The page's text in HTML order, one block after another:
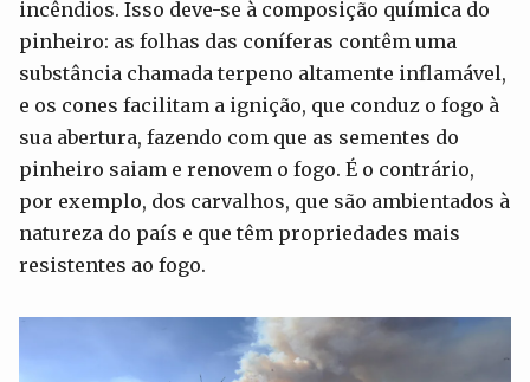
incêndios. Isso deve-se à composição química do
pinheiro: as folhas das coníferas contêm uma
substância chamada terpeno altamente inflamável,
e os cones facilitam a ignição, que conduz o fogo à
sua abertura, fazendo com que as sementes do
pinheiro saiam e renovem o fogo. É o contrário,
por exemplo, dos carvalhos, que são ambientados à
natureza do país e que têm propriedades mais
resistentes ao fogo.